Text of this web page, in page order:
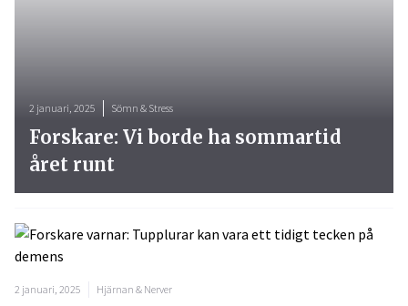
2 januari, 2025 Sömn & Stress
Forskare: Vi borde ha sommartid
året runt
2 januari, 2025 Hjärnan & Nerver